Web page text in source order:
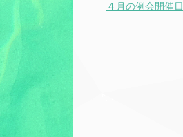
４月の例会開催日